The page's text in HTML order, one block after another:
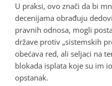
U praksi, ovo znači da bi
decenijama obrađuju
pravnih odnosa, mogli
države protiv „sistemskih
obećava red, ali seljaci na
blokada isplata koje su im
opstanak.